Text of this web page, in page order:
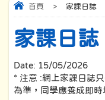
首頁 > 家課日誌
家課日誌
Date: 15/05/2026
* 注意 :網上家課日誌
為準，同學應養成即